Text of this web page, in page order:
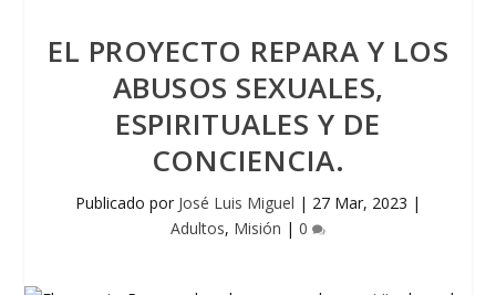
EL PROYECTO REPARA Y LOS
ABUSOS SEXUALES,
ESPIRITUALES Y DE
CONCIENCIA.
Publicado por José Luis Miguel | 27 Mar, 2023 |
Adultos, Misión | 0